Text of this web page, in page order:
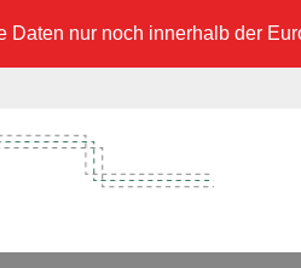
Daten nur noch innerhalb der